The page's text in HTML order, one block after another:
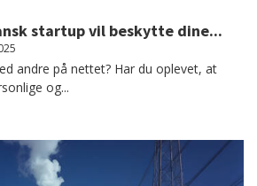
startup vil beskytte dine...
andre på nettet? Har du oplevet, at
og...